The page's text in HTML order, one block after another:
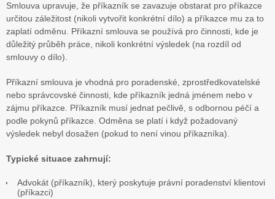
Smlouva upravuje, že příkazník se zavazuje obstarat pro příkazce
určitou záležitost (nikoli vytvořit konkrétní dílo) a příkazce mu za to
zaplatí odměnu. Příkazní smlouva se používá pro činnosti, kde je
důležitý průběh práce, nikoli konkrétní výsledek (na rozdíl od
smlouvy o dílo).
Příkazní smlouva je vhodná pro poradenské, zprostředkovatelské
nebo správcovské činnosti, kde příkazník jedná jménem nebo v
zájmu příkazce. Příkazník musí jednat pečlivě, s odbornou péčí a
podle pokynů příkazce. Odměna se platí i když požadovaný
výsledek nebyl dosažen (pokud to není vinou příkazníka).
Typické situace zahrnují:
Advokát (příkazník), který poskytuje právní poradenství klientovi
(příkazci)